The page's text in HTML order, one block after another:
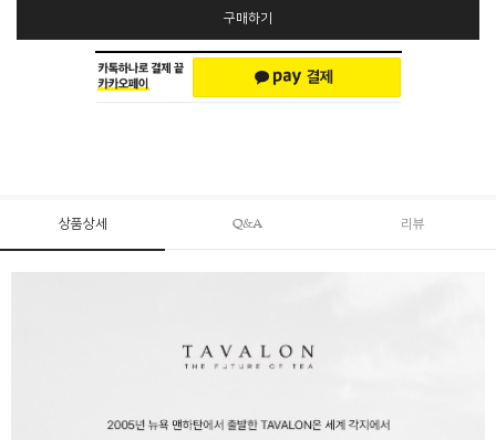
구매하기
상품상세 Q&A 리뷰